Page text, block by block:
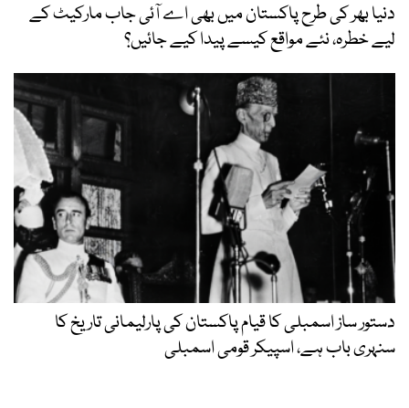
دنیا بھر کی طرح پاکستان میں بھی اے آئی جاب مارکیٹ کے
لیے خطرہ، نئے مواقع کیسے پیدا کیے جائیں؟
دستور ساز اسمبلی کا قیام پاکستان کی پارلیمانی تاریخ کا
سنہری باب ہے، اسپیکر قومی اسمبلی